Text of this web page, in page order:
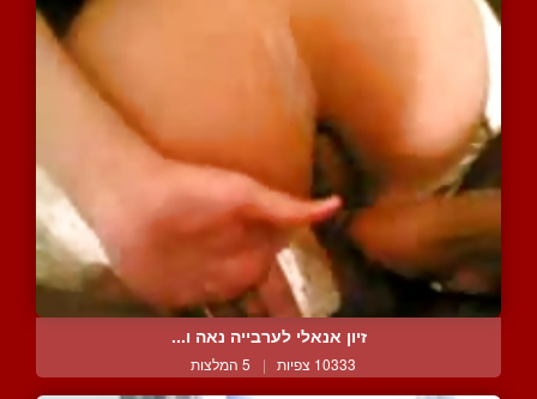
זיון אנאלי לערבייה נאה ו...
10333 צפיות | 5 המלצות